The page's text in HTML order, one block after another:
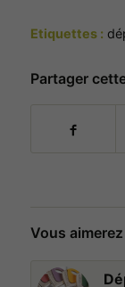
Etiquettes :
Partager
Vous